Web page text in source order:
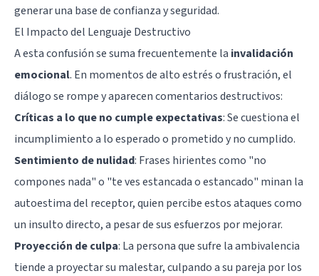
generar una base de confianza y seguridad.
El Impacto del Lenguaje Destructivo
A esta confusión se suma frecuentemente la invalidación
emocional. En momentos de alto estrés o frustración, el
diálogo se rompe y aparecen comentarios destructivos:
Críticas a lo que no cumple expectativas: Se cuestiona el
incumplimiento a lo esperado o prometido y no cumplido.
Sentimiento de nulidad: Frases hirientes como "no
compones nada" o "te ves estancada o estancado" minan la
autoestima del receptor, quien percibe estos ataques como
un insulto directo, a pesar de sus esfuerzos por mejorar.
Proyección de culpa: La persona que sufre la ambivalencia
tiende a proyectar su malestar, culpando a su pareja por los